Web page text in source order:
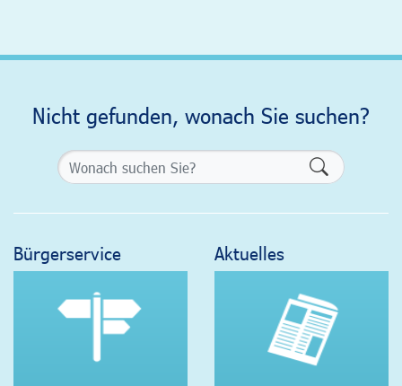
Nicht gefunden, wonach Sie suchen?
Bürgerservice Aktuelles